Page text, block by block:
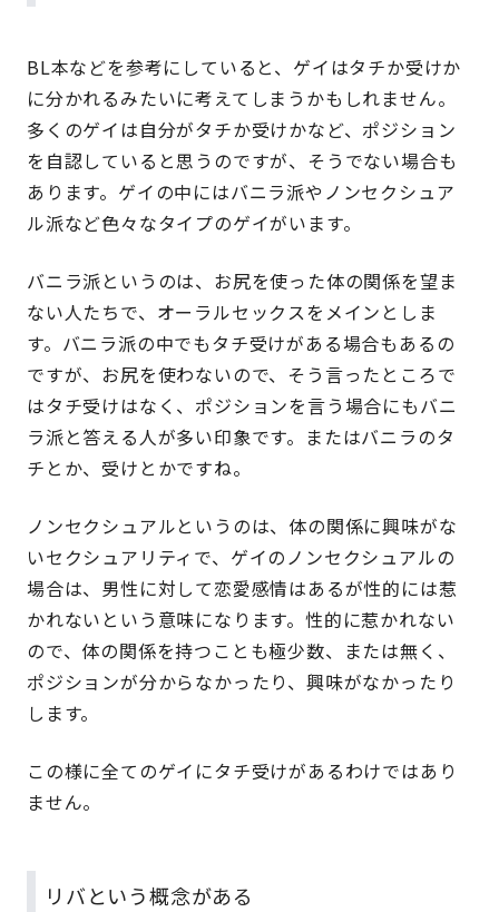
BL本などを参考にしていると、ゲイはタチか受けか
に分かれるみたいに考えてしまうかもしれません。
多くのゲイは自分がタチか受けかなど、ポジション
を自認していると思うのですが、そうでない場合も
あります。ゲイの中にはバニラ派やノンセクシュア
ル派など色々なタイプのゲイがいます。
バニラ派というのは、お尻を使った体の関係を望ま
ない人たちで、オーラルセックスをメインとしま
す。バニラ派の中でもタチ受けがある場合もあるの
ですが、お尻を使わないので、そう言ったところで
はタチ受けはなく、ポジションを言う場合にもバニ
ラ派と答える人が多い印象です。またはバニラのタ
チとか、受けとかですね。
ノンセクシュアルというのは、体の関係に興味がな
いセクシュアリティで、ゲイのノンセクシュアルの
場合は、男性に対して恋愛感情はあるが性的には惹
かれないという意味になります。性的に惹かれない
ので、体の関係を持つことも極少数、または無く、
ポジションが分からなかったり、興味がなかったり
します。
この様に全てのゲイにタチ受けがあるわけではあり
ません。
リバという概念がある